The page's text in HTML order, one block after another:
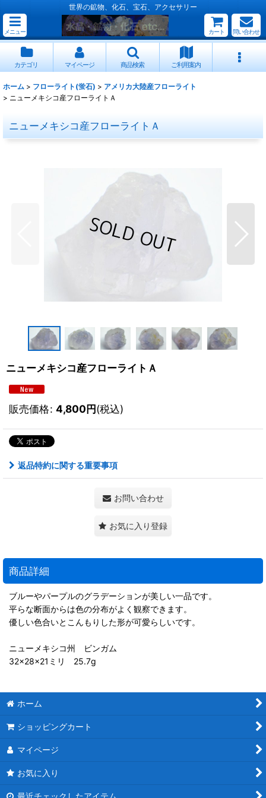
世界の鉱物、化石、宝石、アクセサリー
メニュー カート 問い合わせ
カテゴリ マイページ 商品検索 ご利用案内
ホーム > フローライト(蛍石) > アメリカ大陸産フローライト
> ニューメキシコ産フローライトＡ
ニューメキシコ産フローライトＡ
ニューメキシコ産フローライトＡ
販売価格: 4,800円(税込)
返品特約に関する重要事項
お問い合わせ
お気に入り登録
商品詳細
ブルーやパープルのグラデーションが美しい一品です。
平らな断面からは色の分布がよく観察できます。
優しい色合いとこんもりした形が可愛らしいです。
ニューメキシコ州 ビンガム
32×28×21ミリ 25.7g
ホーム
ショッピングカート
マイページ
お気に入り
最近チェックしたアイテム